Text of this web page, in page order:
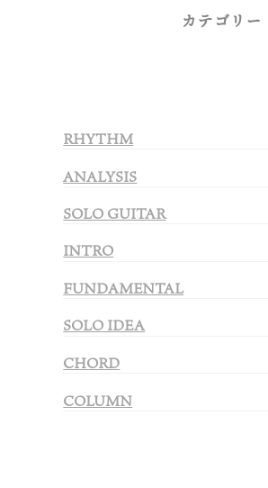
カテゴリー
RHYTHM
ANALYSIS
SOLO GUITAR
INTRO
FUNDAMENTAL
SOLO IDEA
CHORD
COLUMN